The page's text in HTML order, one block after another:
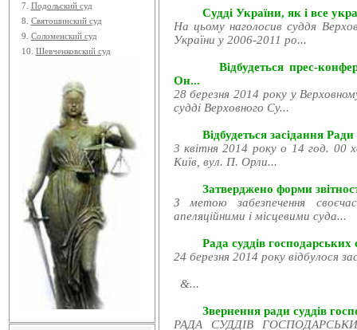
7. Подольский суд
8. Святошинский суд
9. Соломенский суд
10. Шевченковский суд
Судді України, як і все
На цьому наголосив суддя
України у 2006-2011 ро...
Відбудеться прес-
Он...
28 березня 2014 року у
судді Верховного Су...
Відбудеться засідання
3 квітня 2014 року о 14 год. 00
Київ, вул. П. Орли...
Затверджено форми
З метою забезпечення
апеляційними і місцевими суда...
Рада суддів господарських
24 березня 2014 року відбулося
&...
Звернення ради суддів
РАДА СУДДІВ